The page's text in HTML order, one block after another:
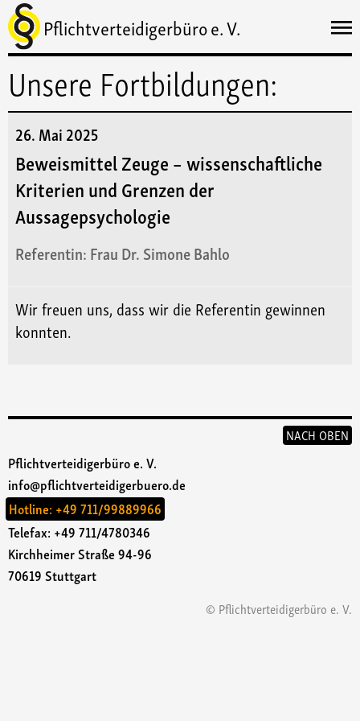
Pflichtverteidigerbüro e. V.
Unsere Fortbildungen:
26. Mai 2025
Beweismittel Zeuge – wissenschaftliche
Kriterien und Grenzen der
Aussagepsychologie
Referentin: Frau Dr. Simone Bahlo
Wir freuen uns, dass wir die Referentin gewinnen
konnten.
NACH OBEN
Pflichtverteidigerbüro e. V.
info@pflichtverteidigerbuero.de
Hotline: +49 711/99889966
Telefax: +49 711/4780346
Kirchheimer Straße 94-96
70619 Stuttgart
© Pflichtverteidigerbüro e. V.